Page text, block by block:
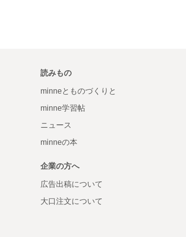
読みもの
minneとものづくりと
minne学習帖
ニュース
minneの本
企業の方へ
広告出稿について
大口注文について